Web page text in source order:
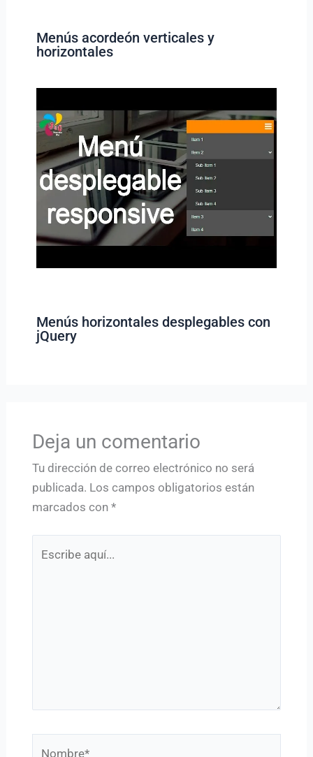
Menús acordeón verticales y
horizontales
Menús horizontales desplegables con
jQuery
Deja un comentario
Tu dirección de correo electrónico no será
publicada. Los campos obligatorios están
marcados con *
aquí...